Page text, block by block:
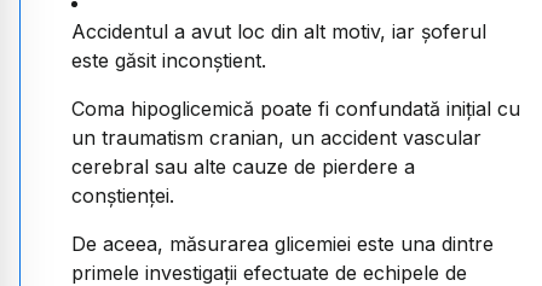
Accidentul a avut loc din alt motiv, iar șoferul
este găsit inconștient.
Coma hipoglicemică poate fi confundată inițial cu
un traumatism cranian, un accident vascular
cerebral sau alte cauze de pierdere a
conștienței.
De aceea, măsurarea glicemiei este una dintre
primele investigații efectuate de echipele de